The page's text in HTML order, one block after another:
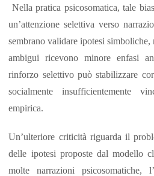
Nella pratica psicosomatica, tale
un’attenzione selettiva verso
sembrano validare ipotesi
ambigui ricevono minore enfasi
rinforzo selettivo può stabilizzare
socialmente insufficientemente
empirica.
Un’ulteriore criticità riguarda il
delle ipotesi proposte dal modello
molte narrazioni psicosomatiche,